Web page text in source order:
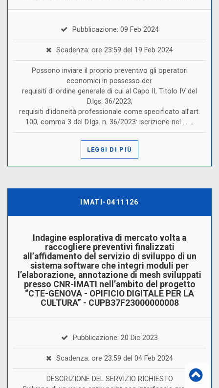
Pubblicazione: 09 Feb 2024
Scadenza: ore 23:59 del 19 Feb 2024
Possono inviare il proprio preventivo gli operatori
economici in possesso dei:
requisiti di ordine generale di cui al Capo II, Titolo IV del
D.lgs. 36/2023;
requisiti d’idoneità professionale come specificato all’art.
100, comma 3 del D.lgs. n. 36/2023: iscrizione nel ... ...
LEGGI DI PIÙ
IMATI-0411126
Indagine esplorativa di mercato volta a
raccogliere preventivi finalizzati
all’affidamento del servizio di sviluppo di un
sistema software che integri moduli per
l’elaborazione, annotazione di mesh sviluppati
presso CNR-IMATI nell’ambito del progetto
“CTE-GENOVA - OPIFICIO DIGITALE PER LA
CULTURA” - CUPB37F23000000008
Pubblicazione: 20 Dic 2023
Scadenza: ore 23:59 del 04 Feb 2024
DESCRIZIONE DEL SERVIZIO RICHIESTO